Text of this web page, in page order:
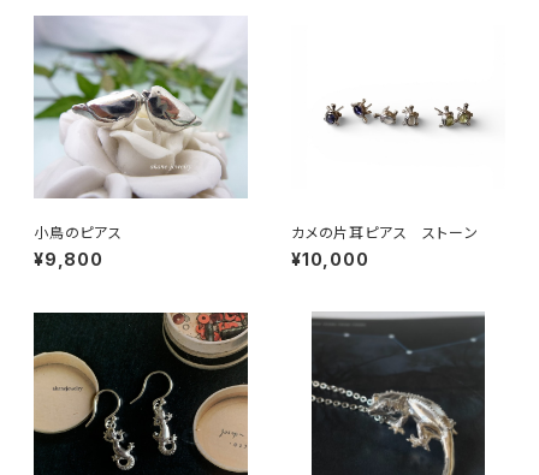
小鳥のピアス
¥9,800
カメの片耳ピアス ストーン
¥10,000